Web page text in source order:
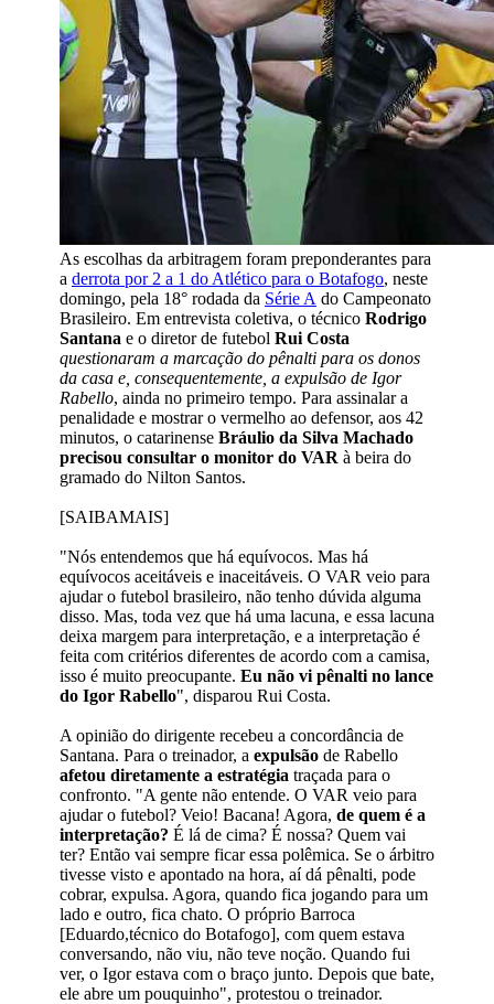
As escolhas da arbitragem foram preponderantes para
a derrota por 2 a 1 do Atlético para o Botafogo, neste
domingo, pela 18° rodada da Série A do Campeonato
Brasileiro. Em entrevista coletiva, o técnico Rodrigo
Santana e o diretor de futebol Rui Costa
questionaram a marcação do pênalti para os donos
da casa e, consequentemente, a expulsão de Igor
Rabello, ainda no primeiro tempo. Para assinalar a
penalidade e mostrar o vermelho ao defensor, aos 42
minutos, o catarinense Bráulio da Silva Machado
precisou consultar o monitor do VAR à beira do
gramado do Nilton Santos.
[SAIBAMAIS]
"Nós entendemos que há equívocos. Mas há
equívocos aceitáveis e inaceitáveis. O VAR veio para
ajudar o futebol brasileiro, não tenho dúvida alguma
disso. Mas, toda vez que há uma lacuna, e essa lacuna
deixa margem para interpretação, e a interpretação é
feita com critérios diferentes de acordo com a camisa,
isso é muito preocupante. Eu não vi pênalti no lance
do Igor Rabello", disparou Rui Costa.
A opinião do dirigente recebeu a concordância de
Santana. Para o treinador, a expulsão de Rabello
afetou diretamente a estratégia traçada para o
confronto. "A gente não entende. O VAR veio para
ajudar o futebol? Veio! Bacana! Agora, de quem é a
interpretação? É lá de cima? É nossa? Quem vai
ter? Então vai sempre ficar essa polêmica. Se o árbitro
tivesse visto e apontado na hora, aí dá pênalti, pode
cobrar, expulsa. Agora, quando fica jogando para um
lado e outro, fica chato. O próprio Barroca
[Eduardo,técnico do Botafogo], com quem estava
conversando, não viu, não teve noção. Quando fui
ver, o Igor estava com o braço junto. Depois que bate,
ele abre um pouquinho", protestou o treinador.